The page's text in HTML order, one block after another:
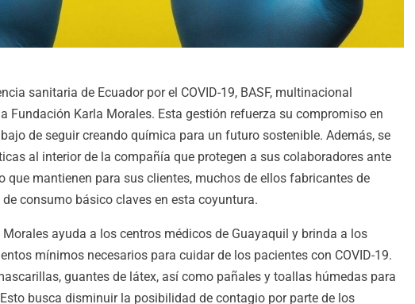
sanitaria de Ecuador por el COVID-19, BASF, multinacional
Fundación Karla Morales. Esta gestión refuerza su compromiso en
de seguir creando química para un futuro sostenible. Además, se
al interior de la compañía que protegen a sus colaboradores ante
mantienen para sus clientes, muchos de ellos fabricantes de
consumo básico claves en esta coyuntura.
ayuda a los centros médicos de Guayaquil y brinda a los
mínimos necesarios para cuidar de los pacientes con COVID-19.
guantes de látex, así como pañales y toallas húmedas para
busca disminuir la posibilidad de contagio por parte de los